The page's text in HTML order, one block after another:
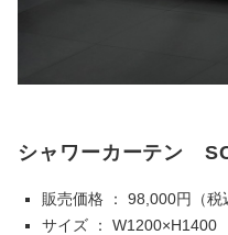
シャワーカーテン
販売価格 ： 98,000円（
サイズ ： W1200×H1400